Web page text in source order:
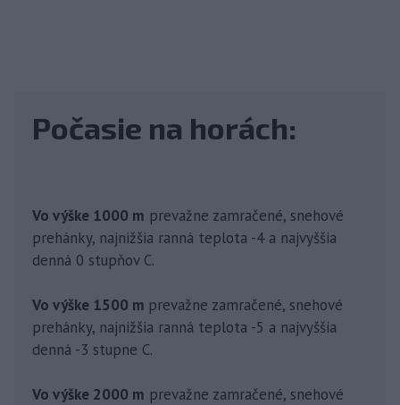
Počasie na horách:
Vo výške 1000 m prevažne zamračené, snehové
prehánky, najnižšia ranná teplota -4 a najvyššia
denná 0 stupňov C.
Vo výške 1500 m prevažne zamračené, snehové
prehánky, najnižšia ranná teplota -5 a najvyššia
denná -3 stupne C.
Vo výške 2000 m prevažne zamračené, snehové